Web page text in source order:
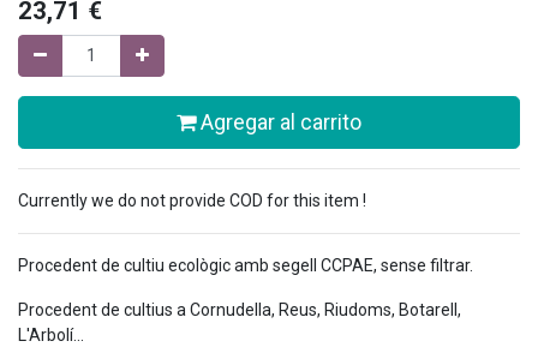
23,71 €
Agregar al carrito
Currently we do not provide COD for this item !
Procedent de cultiu ecològic amb segell CCPAE, sense filtrar.
Procedent de cultius a Cornudella, Reus, Riudoms, Botarell,
L'Arbolí...